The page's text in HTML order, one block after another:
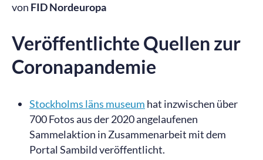
von FID Nordeuropa
Veröffentlichte Quellen zur
Coronapandemie
Stockholms läns museum hat inzwischen über
700 Fotos aus der 2020 angelaufenen
Sammelaktion in Zusammenarbeit mit dem
Portal Sambild veröffentlicht.